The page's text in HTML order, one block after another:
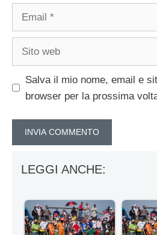
Salva il mio nome, email e
browser per la prossima
LEGGI ANCHE: